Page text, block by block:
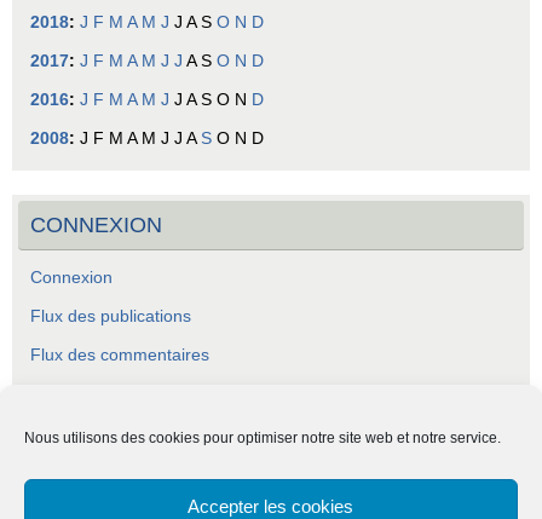
Nous utilisons des cookies pour optimiser notre site web et notre service.
Accepter les cookies
2018: J F M A M J J A S O N D
2017: J F M A M J J A S O N D
2016: J F M A M J J A S O N D
2008: J F M A M J J A S O N D
CONNEXION
Connexion
Flux des publications
Flux des commentaires